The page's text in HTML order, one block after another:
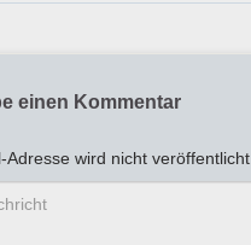
einen Kommentar
Adresse wird nicht veröffentlicht.